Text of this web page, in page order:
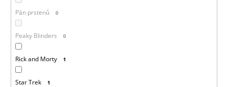
Pán prstenů 0
Peaky Blinders 0
Rick and Morty 1
Star Trek 1